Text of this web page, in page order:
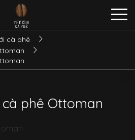
cà phê
phê Ottoman